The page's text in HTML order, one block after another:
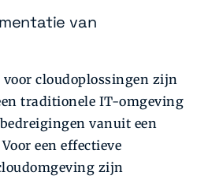
van
cloudoplossingen zijn
traditionele IT-omgeving
vanuit een
een e­ffectieve
zijn